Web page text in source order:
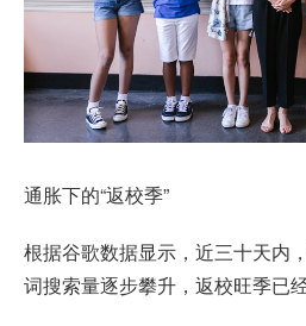
通胀下的“返校季”
根据谷歌数据显示，近三十天内
词搜索量逐步攀升，返校旺季已